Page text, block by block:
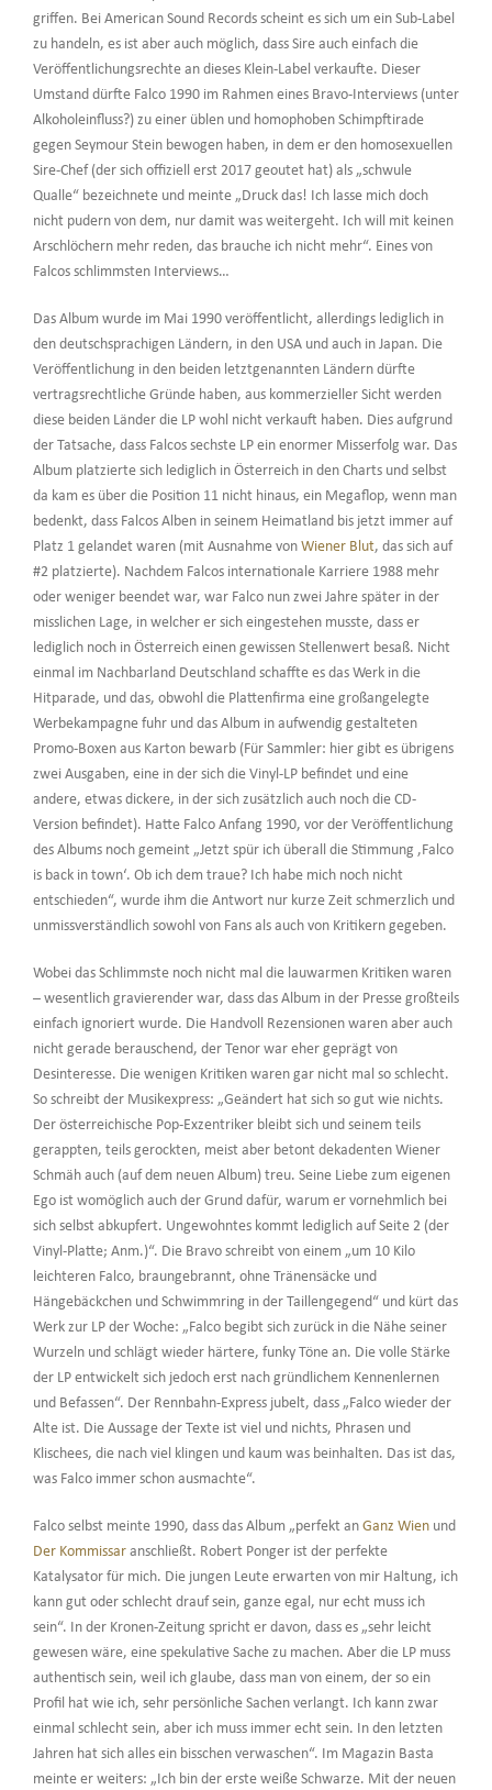
griffen. Bei American Sound Records scheint es sich um ein Sub-Label
zu handeln, es ist aber auch möglich, dass Sire auch einfach die
Veröffentlichungsrechte an dieses Klein-Label verkaufte. Dieser
Umstand dürfte Falco 1990 im Rahmen eines Bravo-Interviews (unter
Alkoholeinfluss?) zu einer üblen und homophoben Schimpftirade
gegen Seymour Stein bewogen haben, in dem er den homosexuellen
Sire-Chef (der sich offiziell erst 2017 geoutet hat) als „schwule
Qualle“ bezeichnete und meinte „Druck das! Ich lasse mich doch
nicht pudern von dem, nur damit was weitergeht. Ich will mit keinen
Arschlöchern mehr reden, das brauche ich nicht mehr“. Eines von
Falcos schlimmsten Interviews…
Das Album wurde im Mai 1990 veröffentlicht, allerdings lediglich in
den deutschsprachigen Ländern, in den USA und auch in Japan. Die
Veröffentlichung in den beiden letztgenannten Ländern dürfte
vertragsrechtliche Gründe haben, aus kommerzieller Sicht werden
diese beiden Länder die LP wohl nicht verkauft haben. Dies aufgrund
der Tatsache, dass Falcos sechste LP ein enormer Misserfolg war. Das
Album platzierte sich lediglich in Österreich in den Charts und selbst
da kam es über die Position 11 nicht hinaus, ein Megaflop, wenn man
bedenkt, dass Falcos Alben in seinem Heimatland bis jetzt immer auf
Platz 1 gelandet waren (mit Ausnahme von Wiener Blut, das sich auf
#2 platzierte). Nachdem Falcos internationale Karriere 1988 mehr
oder weniger beendet war, war Falco nun zwei Jahre später in der
misslichen Lage, in welcher er sich eingestehen musste, dass er
lediglich noch in Österreich einen gewissen Stellenwert besaß. Nicht
einmal im Nachbarland Deutschland schaffte es das Werk in die
Hitparade, und das, obwohl die Plattenfirma eine großangelegte
Werbekampagne fuhr und das Album in aufwendig gestalteten
Promo-Boxen aus Karton bewarb (Für Sammler: hier gibt es übrigens
zwei Ausgaben, eine in der sich die Vinyl-LP befindet und eine
andere, etwas dickere, in der sich zusätzlich auch noch die CD-
Version befindet). Hatte Falco Anfang 1990, vor der Veröffentlichung
des Albums noch gemeint „Jetzt spür ich überall die Stimmung ‚Falco
is back in town‘. Ob ich dem traue? Ich habe mich noch nicht
entschieden“, wurde ihm die Antwort nur kurze Zeit schmerzlich und
unmissverständlich sowohl von Fans als auch von Kritikern gegeben.
Wobei das Schlimmste noch nicht mal die lauwarmen Kritiken waren
– wesentlich gravierender war, dass das Album in der Presse großteils
einfach ignoriert wurde. Die Handvoll Rezensionen waren aber auch
nicht gerade berauschend, der Tenor war eher geprägt von
Desinteresse. Die wenigen Kritiken waren gar nicht mal so schlecht.
So schreibt der Musikexpress: „Geändert hat sich so gut wie nichts.
Der österreichische Pop-Exzentriker bleibt sich und seinem teils
gerappten, teils gerockten, meist aber betont dekadenten Wiener
Schmäh auch (auf dem neuen Album) treu. Seine Liebe zum eigenen
Ego ist womöglich auch der Grund dafür, warum er vornehmlich bei
sich selbst abkupfert. Ungewohntes kommt lediglich auf Seite 2 (der
Vinyl-Platte; Anm.)“. Die Bravo schreibt von einem „um 10 Kilo
leichteren Falco, braungebrannt, ohne Tränensäcke und
Hängebäckchen und Schwimmring in der Taillengegend“ und kürt das
Werk zur LP der Woche: „Falco begibt sich zurück in die Nähe seiner
Wurzeln und schlägt wieder härtere, funky Töne an. Die volle Stärke
der LP entwickelt sich jedoch erst nach gründlichem Kennenlernen
und Befassen“. Der Rennbahn-Express jubelt, dass „Falco wieder der
Alte ist. Die Aussage der Texte ist viel und nichts, Phrasen und
Klischees, die nach viel klingen und kaum was beinhalten. Das ist das,
was Falco immer schon ausmachte“.
Falco selbst meinte 1990, dass das Album „perfekt an Ganz Wienund
Der Kommissaranschließt. Robert Ponger ist der perfekte
Katalysator für mich. Die jungen Leute erwarten von mir Haltung, ich
kann gut oder schlecht drauf sein, ganze egal, nur echt muss ich
sein“. In der Kronen-Zeitung spricht er davon, dass es „sehr leicht
gewesen wäre, eine spekulative Sache zu machen. Aber die LP muss
authentisch sein, weil ich glaube, dass man von einem, der so ein
Profil hat wie ich, sehr persönliche Sachen verlangt. Ich kann zwar
einmal schlecht sein, aber ich muss immer echt sein. In den letzten
Jahren hat sich alles ein bisschen verwaschen“. Im Magazin Basta
meinte er weiters: „Ich bin der erste weiße Schwarze. Mit der neuen